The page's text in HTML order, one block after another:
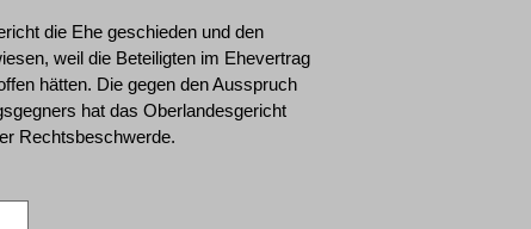
die Ehe geschieden und den
weil die Beteiligten im Ehevertrag
hätten. Die gegen den Ausspruch
hat das Oberlandesgericht
Rechtsbeschwerde.